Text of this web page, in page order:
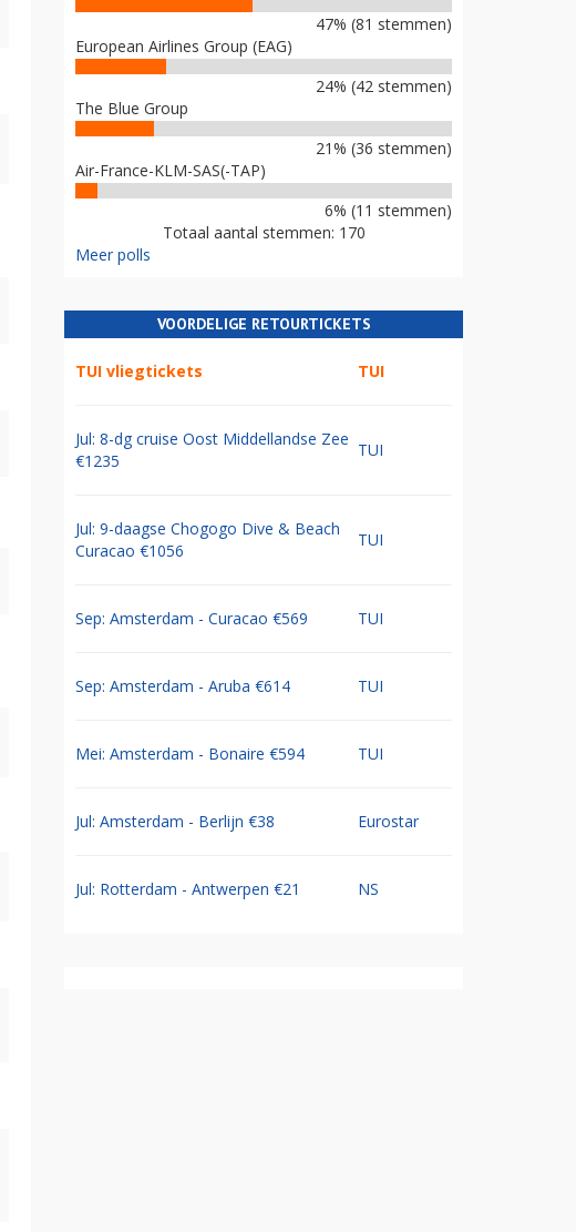
47% (81 stemmen)
European Airlines Group (EAG)
24% (42 stemmen)
The Blue Group
21% (36 stemmen)
Air-France-KLM-SAS(-TAP)
6% (11 stemmen)
Totaal aantal stemmen: 170
Meer polls
VOORDELIGE RETOURTICKETS
TUI vliegtickets TUI
Jul: 8-dg cruise Oost Middellandse Zee
€1235
TUI
Jul: 9-daagse Chogogo Dive & Beach
Curacao €1056
TUI
Sep: Amsterdam - Curacao €569 TUI
Sep: Amsterdam - Aruba €614 TUI
Mei: Amsterdam - Bonaire €594 TUI
Jul: Amsterdam - Berlijn €38 Eurostar
Jul: Rotterdam - Antwerpen €21 NS